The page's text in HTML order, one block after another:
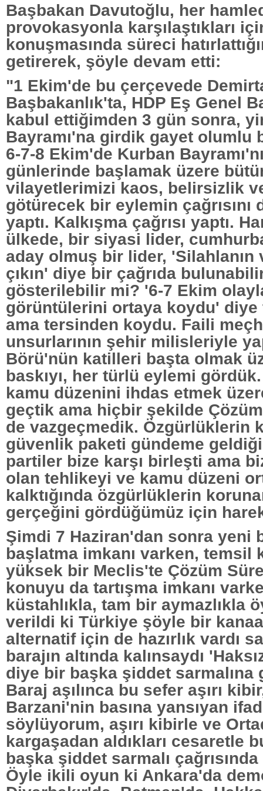
Başbakan Davutoğlu, her
provokasyonla karşılaştıkları
konuşmasında süreci
getirerek, şöyle devam etti:
"1 Ekim'de bu çerçevede
Başbakanlık'ta, HDP Eş Genel
kabul ettiğimden 3 gün sonra,
Bayramı'na girdik gayet olumlu
6-7-8 Ekim'de Kurban
günlerinde başlamak üzere
vilayetlerimizi kaos, belirsizlik
götürecek bir eylemin çağrısını
yaptı. Kalkışma çağrısı yaptı.
ülkede, bir siyasi lider,
aday olmuş bir lider, 'Silahlanın
çıkın' diye bir çağrıda
gösterilebilir mi? '6-7 Ekim
görüntülerini ortaya koydu' diye
ama tersinden koydu. Faili
unsurlarının şehir milisleriyle
Börü'nün katilleri başta olmak
baskıyı, her türlü eylemi
kamu düzenini ihdas etmek
geçtik ama hiçbir şekilde
de vazgeçmedik. Özgürlüklerin
güvenlik paketi gündeme
partiler bize karşı birleşti ama
olan tehlikeyi ve kamu düzeni
kalktığında özgürlüklerin
gerçeğini gördüğümüz için
Şimdi 7 Haziran'dan sonra yeni
başlatma imkanı varken, temsil
yüksek bir Meclis'te Çözüm
konuyu da tartışma imkanı
küstahlıkla, tam bir aymazlıkla
verildi ki Türkiye şöyle bir
alternatif için de hazırlık vardı
barajın altında kalınsaydı
diye bir başka şiddet sarmalına
Baraj aşılınca bu sefer aşırı
Barzani'nin basına yansıyan
söylüyorum, aşırı kibirle ve
kargaşadan aldıkları cesaretle
başka şiddet sarmalı
Öyle ikili oyun ki Ankara'da